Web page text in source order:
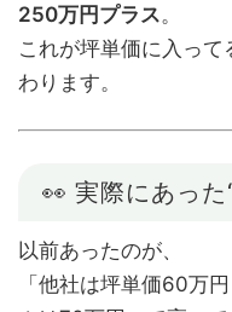
250万円プラス。
これが坪単価に入っ
わります。
👀 実際にあった
以前あったのが、
「他社は坪単価60万